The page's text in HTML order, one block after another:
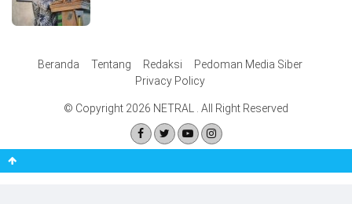
Beranda Tentang Redaksi
Pedoman Media Siber
Privacy Policy
© Copyright 2026 NETRAL . All Right Reserved